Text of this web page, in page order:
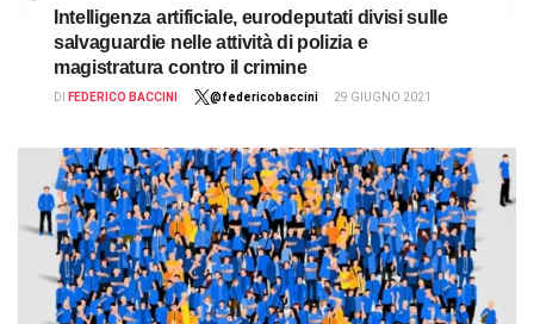
Intelligenza artificiale, eurodeputati divisi sulle
salvaguardie nelle attività di polizia e
magistratura contro il crimine
DI FEDERICO BACCINI @federicobaccini 29 GIUGNO 2021